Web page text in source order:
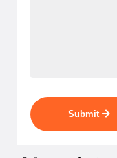
Submit